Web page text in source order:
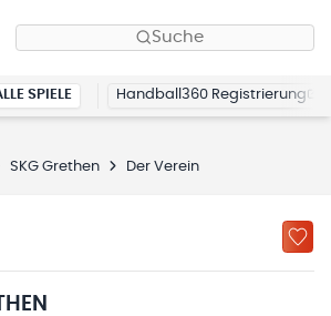
Suche
SPIELE Handball360 Registrierung
SKG Grethen Der Verein